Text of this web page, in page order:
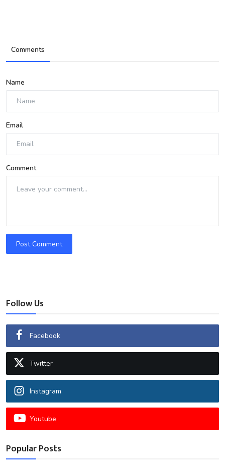
Comments
Name
Email
Comment
Post Comment
Follow Us
Facebook
Twitter
Instagram
Youtube
Popular Posts